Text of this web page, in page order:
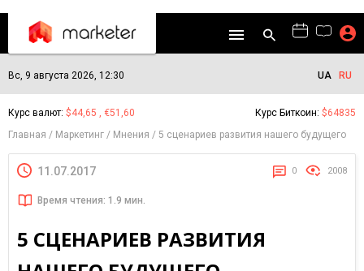
Вс, 9 августа 2026, 12:30 UA RU
Курс валют: $44,65 , €51,60 Курс Биткоин: $64835
Главная
Маркетинг Мнения 5 сценариев развития нашего будущего
11.07.2017 0 2008
Время чтения: 1.9 мин.
5 СЦЕНАРИЕВ РАЗВИТИЯ